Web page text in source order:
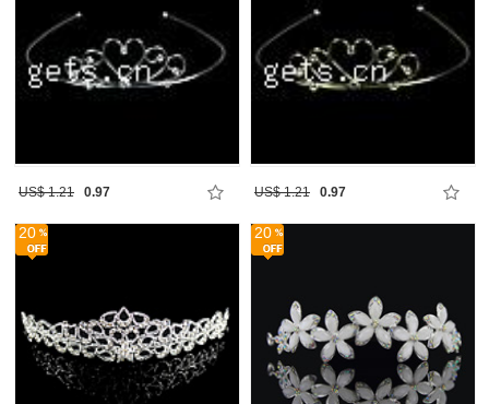
US$ 1.21 0.97 US$ 1.21 0.97
20 20